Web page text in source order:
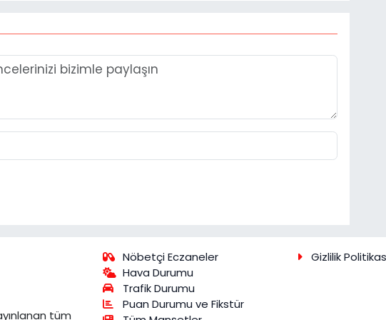
tüm
Nöbetçi Eczaneler
Hava Durumu
Trafik Durumu
Puan Durumu ve Fikstür
Gizlilik